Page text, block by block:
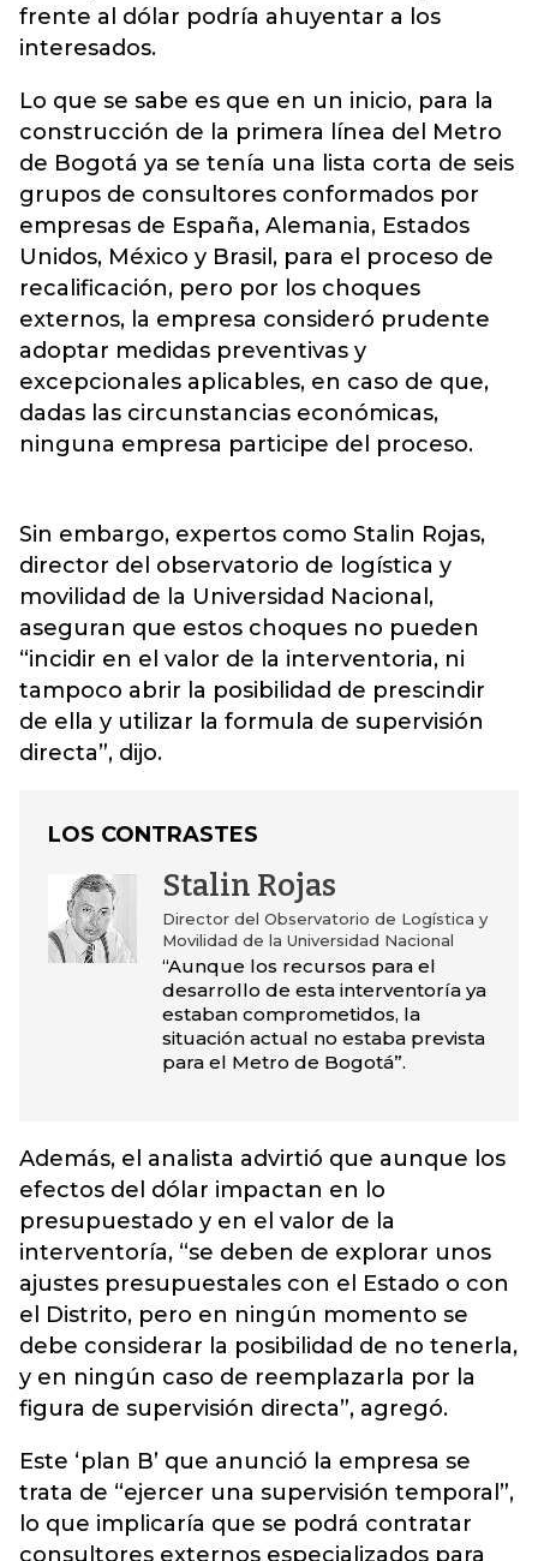
frente al dólar podría ahuyentar a los
interesados.
Lo que se sabe es que en un inicio, para la
construcción de la primera línea del Metro
de Bogotá ya se tenía una lista corta de seis
grupos de consultores conformados por
empresas de España, Alemania, Estados
Unidos, México y Brasil, para el proceso de
recalificación, pero por los choques
externos, la empresa consideró prudente
adoptar medidas preventivas y
excepcionales aplicables, en caso de que,
dadas las circunstancias económicas,
ninguna empresa participe del proceso.
Sin embargo, expertos como Stalin Rojas,
director del observatorio de logística y
movilidad de la Universidad Nacional,
aseguran que estos choques no pueden
“incidir en el valor de la interventoria, ni
tampoco abrir la posibilidad de prescindir
de ella y utilizar la formula de supervisión
directa”, dijo.
LOS CONTRASTES
Stalin Rojas
Director del Observatorio de Logística y
Movilidad de la Universidad Nacional
“Aunque los recursos para el
desarrollo de esta interventoría ya
estaban comprometidos, la
situación actual no estaba prevista
para el Metro de Bogotá”.
Además, el analista advirtió que aunque los
efectos del dólar impactan en lo
presupuestado y en el valor de la
interventoría, “se deben de explorar unos
ajustes presupuestales con el Estado o con
el Distrito, pero en ningún momento se
debe considerar la posibilidad de no tenerla,
y en ningún caso de reemplazarla por la
figura de supervisión directa”, agregó.
Este ‘plan B’ que anunció la empresa se
trata de “ejercer una supervisión temporal”,
lo que implicaría que se podrá contratar
consultores externos especializados para